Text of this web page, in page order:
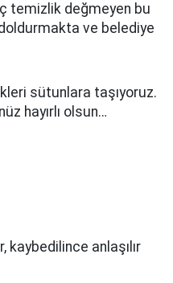
temizlik değmeyen bu
ve belediye
sütunlara taşıyoruz.
hayırlı olsun…
kaybedilince anlaşılır